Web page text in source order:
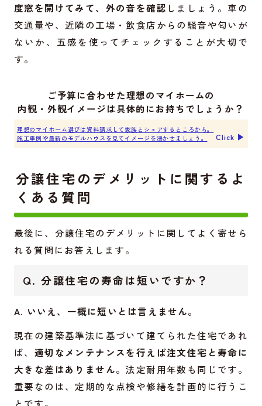
度窓を開けてみて、外の音を確認 しましょう。車の
交通量や、近隣の工場・飲食店からの騒音や匂いが
ないか、五感を使ってチェックすることが大切で
す。
ご予算に合わせた理想のマイホームの
内観・外観イメージは具体的にお持ちでしょうか？
理想のマイホーム選びは資料請求して家族とシェアするところから。
施工事例や最新のモデルハウスを見てイメージを沸かせましょう。
Click ▶︎
分譲住宅のデメリットに関するよ
くある質問
最後に、分譲住宅のデメリットに関してよく寄せら
れる質問にお答えします。
Q. 分譲住宅の寿命は短いですか？
A. いいえ、一概に短いとは言えません。
現在の建築基準法に基づいて建てられた住宅であれ
ば、 適切なメンテナンスを行えば注文住宅と寿命に
大きな差はありません。法定耐用年数も同じです。
重要なのは、定期的な点検や修繕を計画的に行うこ
とです。